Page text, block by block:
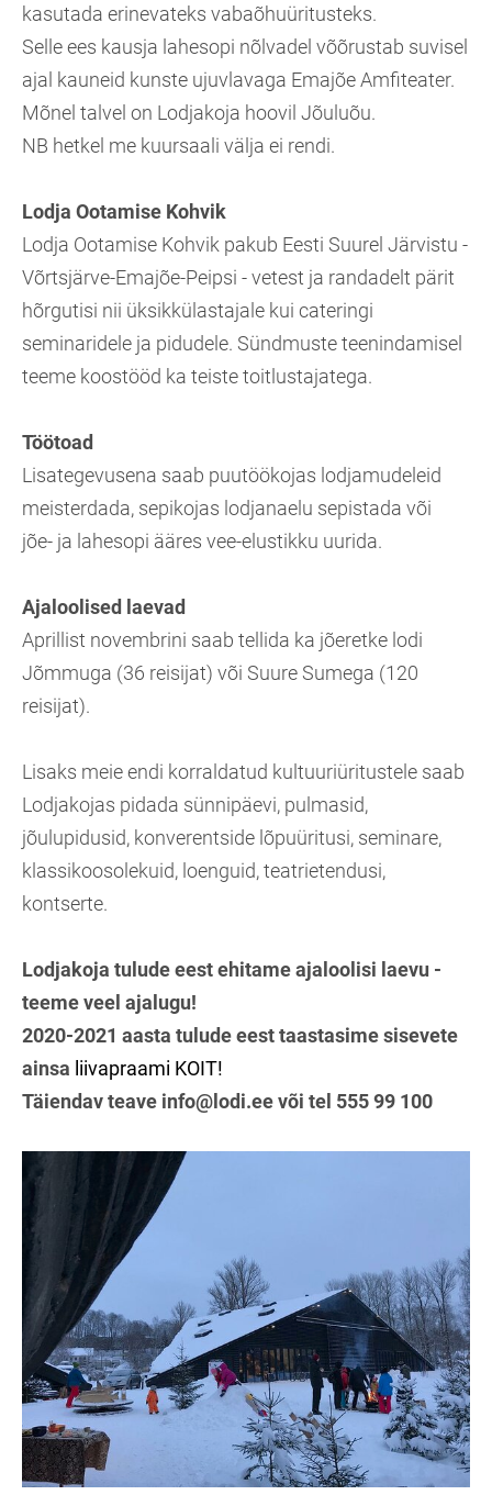
kasutada erinevateks vabaõhuüritusteks.
Selle ees kausja lahesopi nõlvadel võõrustab suvisel
ajal kauneid kunste ujuvlavaga Emajõe Amfiteater.
Mõnel talvel on Lodjakoja hoovil Jõuluõu.
NB hetkel me kuursaali välja ei rendi.
Lodja Ootamise Kohvik
Lodja Ootamise Kohvik pakub Eesti Suurel Järvistu -
Võrtsjärve-Emajõe-Peipsi - vetest ja randadelt pärit
hõrgutisi nii üksikkülastajale kui cateringi
seminaridele ja pidudele. Sündmuste teenindamisel
teeme koostööd ka teiste toitlustajatega.
Töötoad
Lisategevusena saab puutöökojas lodjamudeleid
meisterdada, sepikojas lodjanaelu sepistada või
jõe- ja lahesopi ääres vee-elustikku uurida.
Ajaloolised laevad
Aprillist novembrini saab tellida ka jõeretke lodi
Jõmmuga (36 reisijat) või Suure Sumega (120
reisijat).
Lisaks meie endi korraldatud kultuuriüritustele saab
Lodjakojas pidada sünnipäevi, pulmasid,
jõulupidusid, konverentside lõpuüritusi, seminare,
klassikoosolekuid, loenguid, teatrietendusi,
kontserte.
Lodjakoja tulude eest ehitame ajaloolisi laevu -
teeme veel ajalugu!
2020-2021 aasta tulude eest taastasime sisevete
ainsa liivapraami KOIT!
Täiendav teave info@lodi.eevõi tel 555 99 100